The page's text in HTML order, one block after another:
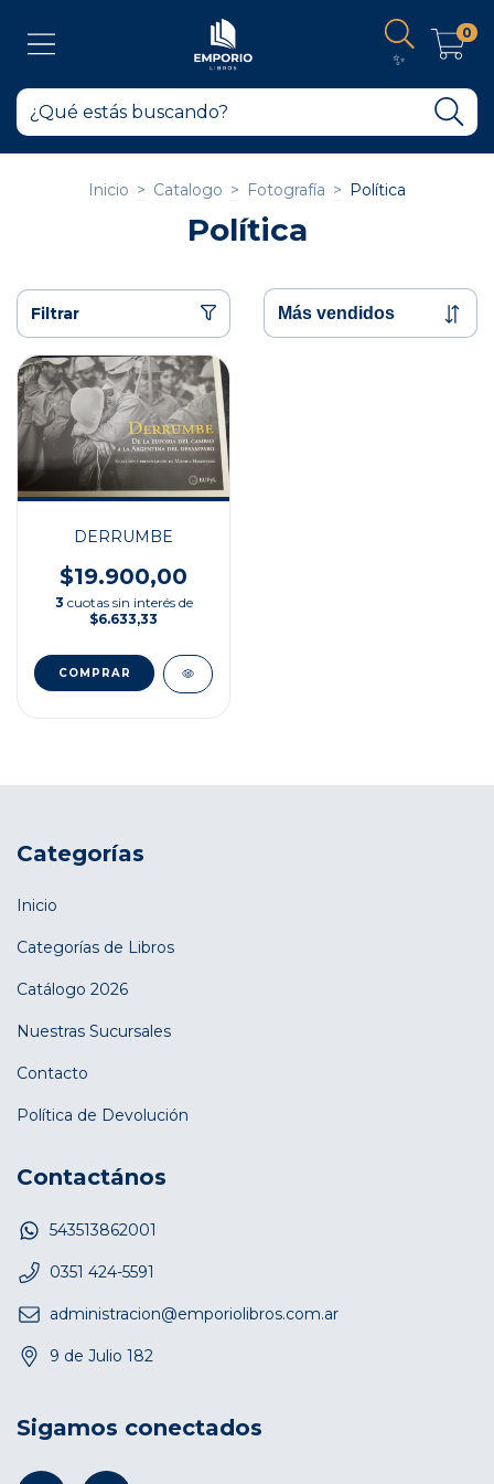
✨
0
Inicio > Catalogo > Fotografía > Política
Política
Filtrar
DERRUMBE
$19.900,00
3 cuotas sin interés de
$6.633,33
Categorías
Inicio
Categorías de Libros
Catálogo 2026
Nuestras Sucursales
Contacto
Política de Devolución
Contactános
543513862001
0351 424-5591
administracion@emporiolibros.com.ar
9 de Julio 182
Sigamos conectados